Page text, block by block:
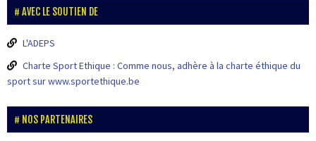
AVEC LE SOUTIEN DE
L'ADEPS
Charte Sport Ethique : Comme nous, adhère à la charte éthique du
sport sur www.sportethique.be
NOS PARTENAIRES